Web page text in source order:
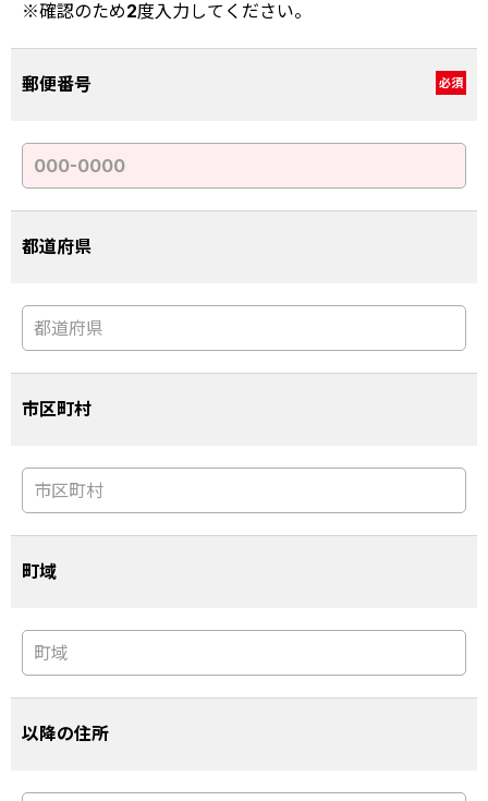
※確認のため2度入力してください。
郵便番号 必須
都道府県
市区町村
町域
以降の住所